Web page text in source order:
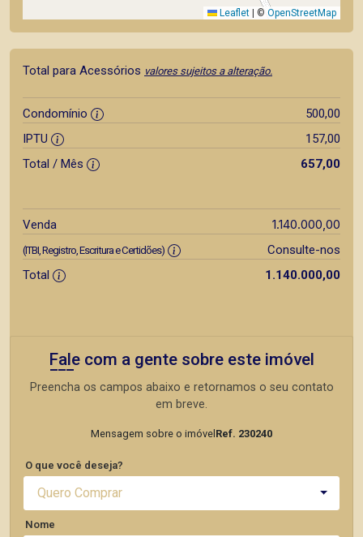
Leaflet © OpenStreetMap
Total para Acessórios valores sujeitos a alteração.
Condomínio
500,00
IPTU
157,00
Total / Mês
657,00
Venda 1.140.000,00
(ITBI, Registro, Escritura e Certidões)
Consulte-nos
Total
1.140.000,00
Fale com a gente sobre este imóvel
Preencha os campos abaixo e retornamos o seu contato
em breve.
Mensagem sobre o imóvel Ref. 230240
O que você deseja?
Quero Comprar
Nome